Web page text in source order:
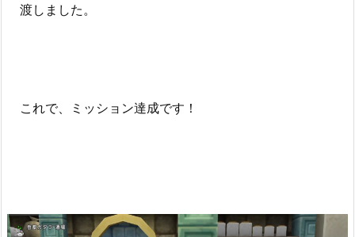
渡しました。
これで、ミッション達成です！